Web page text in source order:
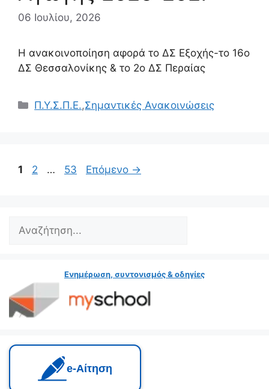
06 Ιουλίου, 2026
Η ανακοινοποίηση αφορά το ΔΣ Εξοχής-το 16ο
ΔΣ Θεσσαλονίκης & το 2ο ΔΣ Περαίας
Κατηγορίες
Π.Υ.Σ.Π.Ε.,Σημαντικές Ανακοινώσεις
Σελίδα
1 Σελίδα
2 … Σελίδα
53 Επόμενο →
Search
Ενημέρωση, συντονισμός & οδηγίες
e‑Αίτηση